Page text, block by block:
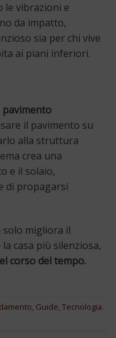
le vibrazioni e
da impatto,
sia per chi vive
ai piani inferiori.
pavimento
il pavimento su
alla struttura
crea una
e il solaio,
di propagarsi
migliora il
casa più silenziosa,
corso del tempo.
, Guide, Tecnologia.